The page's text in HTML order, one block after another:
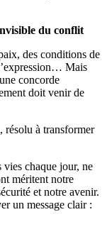
du conflit
des conditions de
Mais
concorde
doit venir de
résolu à transformer
chaque jour, ne
méritent notre
et notre avenir.
un message clair :